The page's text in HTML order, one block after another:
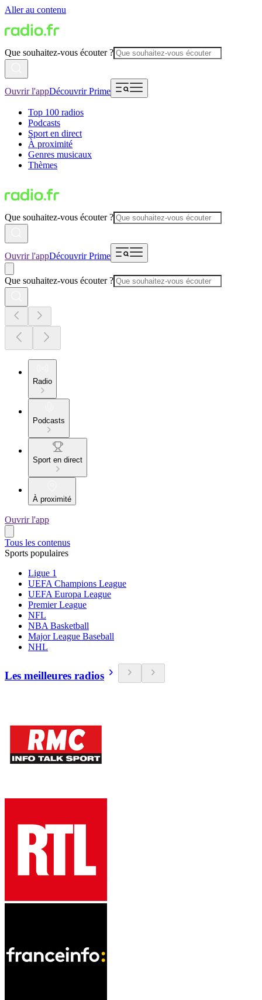
Aller au contenu
Que souhaitez-vous écouter ?
Ouvrir l'appDécouvrir Prime
Top 100 radios
Podcasts
Sport en direct
À proximité
Genres musicaux
Thèmes
Que souhaitez-vous écouter ?
Ouvrir l'appDécouvrir Prime
Que souhaitez-vous écouter ?
Radio
Podcasts
Sport en direct
À proximité
Ouvrir l'app
Tous les contenus
Sports populaires
Ligue 1
UEFA Champions League
UEFA Europa League
Premier League
NFL
NBA Basketball
Major League Baseball
NHL
Les meilleures radios